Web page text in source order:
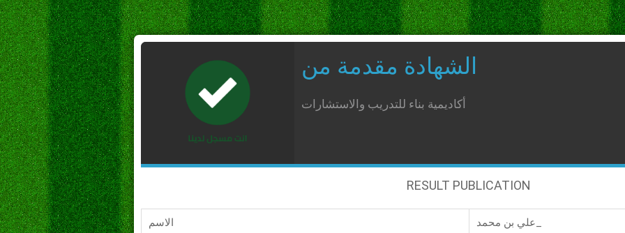
الشهادة مقدمة من
أكاديمية بناء للتدريب والاستشارات
RESULT PUBLICATION
الاسم